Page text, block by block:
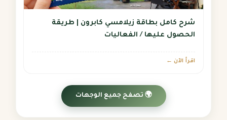
شرح كامل بطاقة زيلامسي كابرون | طريقة
الحصول عليها / الفعاليات
اقرأ الآن ←
🌍 تصفح جميع الوجهات